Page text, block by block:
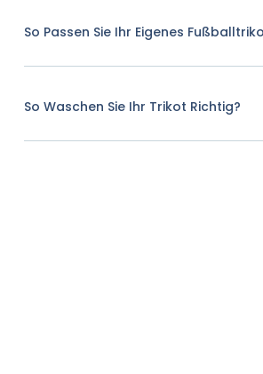
So Passen Sie Ihr Eigenes
So Waschen Sie Ihr Trikot Richtig?